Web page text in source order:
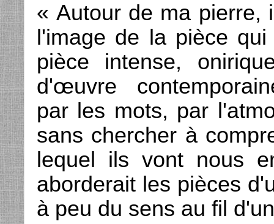
« Autour de ma pierre,
l'image de la pièce
pièce intense,
d'œuvre
par les mots, par
sans chercher à
lequel ils vont nous
aborderait les pièces
à peu du sens au fil